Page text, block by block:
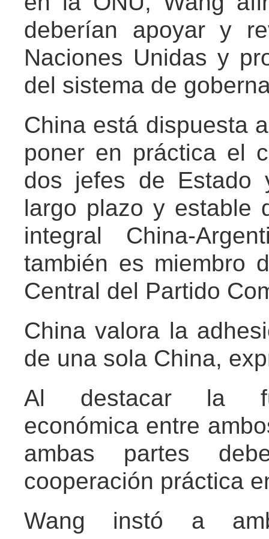
deberían apoyar y
Naciones Unidas y
del sistema de
China está dispuesta
poner en práctica el
dos jefes de Estado
largo plazo y estable
integral China-
también es miembro
Central del Partido
China valora la
de una sola China,
Al destacar la
económica entre
ambas partes
cooperación práctica
Wang instó a